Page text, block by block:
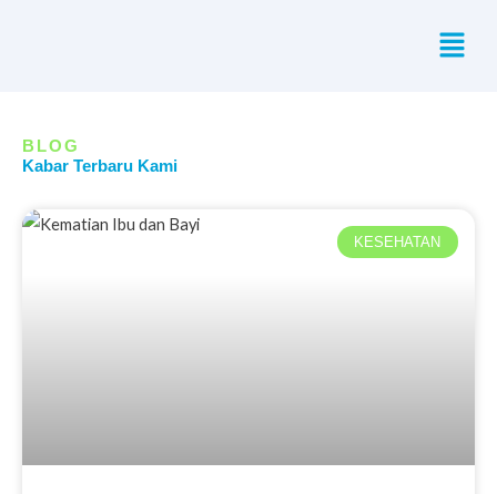
Menu
BLOG
Kabar Terbaru Kami
KESEHATAN